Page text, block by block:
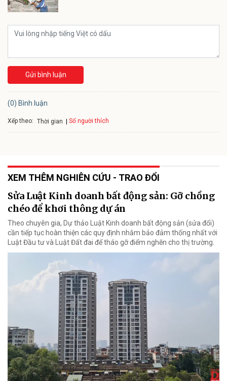
Gửi bình luận
(0) Bình luận
Xếp theo: Thời gian Số người thích
XEM THÊM NGHIÊN CỨU - TRAO ĐỔI
Sửa Luật Kinh doanh bất động sản: Gỡ chồng
chéo để khơi thông dự án
Theo chuyên gia, Dự thảo Luật Kinh doanh bất động sản (sửa đổi)
cần tiếp tục hoàn thiện các quy định nhằm bảo đảm thống nhất với
Luật Đầu tư và Luật Đất đai để tháo gỡ điểm nghẽn cho thị trường.